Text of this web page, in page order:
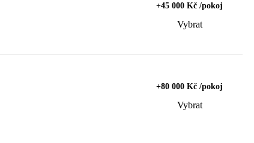
+45 000 Kč /pokoj
Vybrat
+80 000 Kč /pokoj
Vybrat